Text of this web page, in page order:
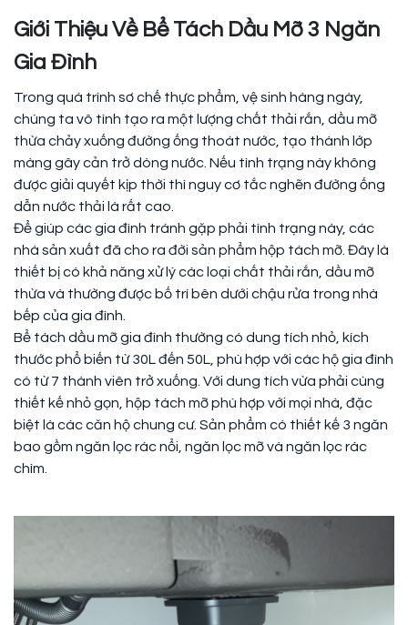
Giới Thiệu Về Bể Tách Dầu Mỡ 3 Ngăn
Gia Đình
Trong quá trình sơ chế thực phẩm, vệ sinh hàng ngày,
chúng ta vô tình tạo ra một lượng chất thải rắn, dầu mỡ
thừa chảy xuống đường ống thoát nước, tạo thành lớp
màng gây cản trở dòng nước. Nếu tình trạng này không
được giải quyết kịp thời thì nguy cơ tắc nghẽn đường ống
dẫn nước thải là rất cao.
Để giúp các gia đình tránh gặp phải tình trạng này, các
nhà sản xuất đã cho ra đời sản phẩm hộp tách mỡ. Đây là
thiết bị có khả năng xử lý các loại chất thải rắn, dầu mỡ
thừa và thường được bố trí bên dưới chậu rửa trong nhà
bếp của gia đình.
Bể tách dầu mỡ gia đình thường có dung tích nhỏ, kích
thước phổ biến từ 30L đến 50L, phù hợp với các hộ gia đình
có từ 7 thành viên trở xuống. Với dung tích vừa phải cùng
thiết kế nhỏ gọn, hộp tách mỡ phù hợp với mọi nhà, đặc
biệt là các căn hộ chung cư. Sản phẩm có thiết kế 3 ngăn
bao gồm ngăn lọc rác nổi, ngăn lọc mỡ và ngăn lọc rác
chìm.